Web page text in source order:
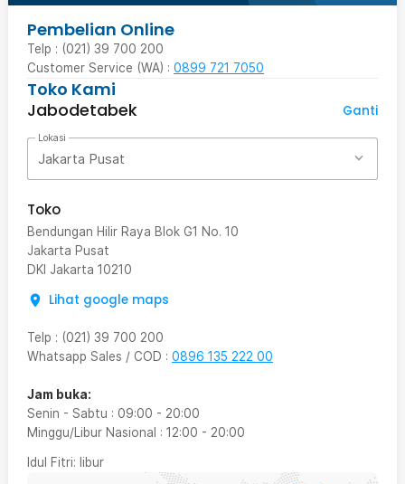
Pembelian Online
Telp : (021) 39 700 200
Customer Service (WA) : 0899 721 7050
Toko Kami
Jabodetabek
Ganti
Lokasi
Jakarta Pusat
Toko
Bendungan Hilir Raya Blok G1 No. 10
Jakarta Pusat
DKI Jakarta 10210
Lihat google maps
Telp : (021) 39 700 200
Whatsapp Sales / COD : 0896 135 222 00
Jam buka:
Senin - Sabtu : 09:00 - 20:00
Minggu/Libur Nasional : 12:00 - 20:00
Idul Fitri: libur